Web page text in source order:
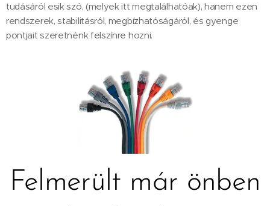
tudásáról esik szó, (melyek itt megtalálhatóak), hanem ezen
rendszerek, stabilitásról, megbízhatóságáról, és gyenge
pontjait szeretnénk felszínre hozni.
Felmerült már önben